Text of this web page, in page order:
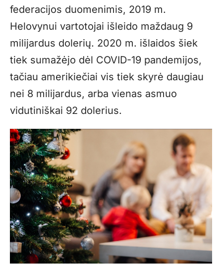
federacijos duomenimis, 2019 m.
Helovynui vartotojai išleido maždaug 9
milijardus dolerių. 2020 m. išlaidos šiek
tiek sumažėjo dėl COVID-19 pandemijos,
tačiau amerikiečiai vis tiek skyrė daugiau
nei 8 milijardus, arba vienas asmuo
vidutiniškai 92 dolerius.